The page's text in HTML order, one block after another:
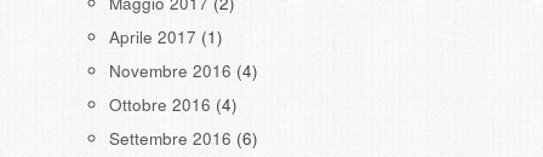
Aprile 2017 (1)
Novembre 2016 (4)
Ottobre 2016 (4)
Settembre 2016 (6)